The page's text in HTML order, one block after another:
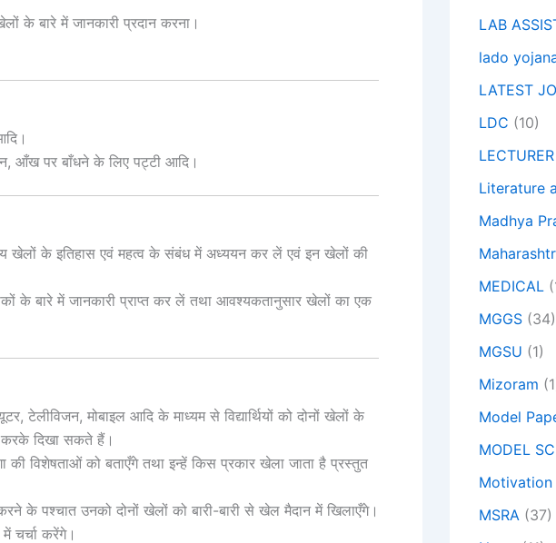
के बारे में जानकारी प्रदान करना।
आँख पर बाँधने के लिए पट्टी आदि।
खेलों के इतिहास एवं महत्व के संबंध में अध्ययन कर लें एवं इन खेलों की
के बारे में जानकारी प्राप्त कर लें तथा आवश्यकतानुसार खेलों का एक
टेलीविजन, मोबाइल आदि के माध्यम से विद्यार्थियों को दोनों खेलों के
करके दिखा सकते हैं।
विशेषताओं को बताएँगे तथा इन्हें किस प्रकार खेला जाता है प्रस्तुत
करने के पश्चात उनको दोनों खेलों को बारी-बारी से खेल मैदान में खिलाएँगे।
चर्चा करेंगे।
LAB
lado
LATEST
LDC (10)
LECTURER
Literature
Madhya
MEDICAL
MGGS (34)
MGSU (1)
Mizoram
Model
MODEL
Motivation
MSRA (37)